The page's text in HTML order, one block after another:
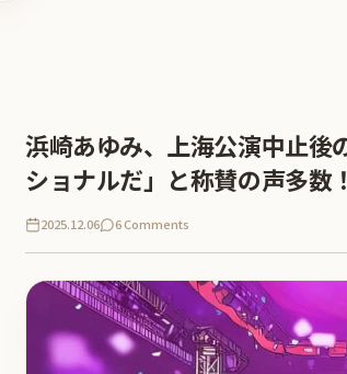
浜崎あゆみ、上海公演中止後
ショナルだ」と称賛の声多数
2025.12.06 6 Comments